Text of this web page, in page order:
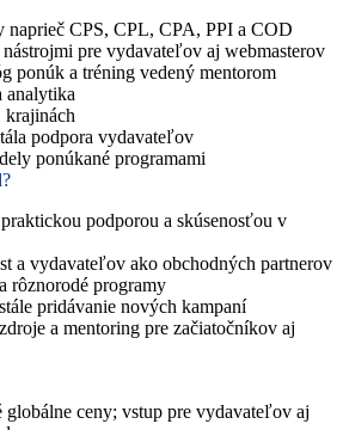
naprieč CPS, CPL, CPA, PPI a COD
pre vydavateľov aj webmasterov
ponúk a tréning vedený mentorom
analytika
podpora vydavateľov
ponúkané programami
podporou a skúsenosťou v
a vydavateľov ako obchodných partnerov
rôznorodé programy
pridávanie nových kampaní
a mentoring pre začiatočníkov aj
globálne ceny; vstup pre vydavateľov aj